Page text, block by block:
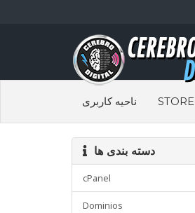
ناحیه کاربری STORE
دسته بندی ها
cPanel
Dominios